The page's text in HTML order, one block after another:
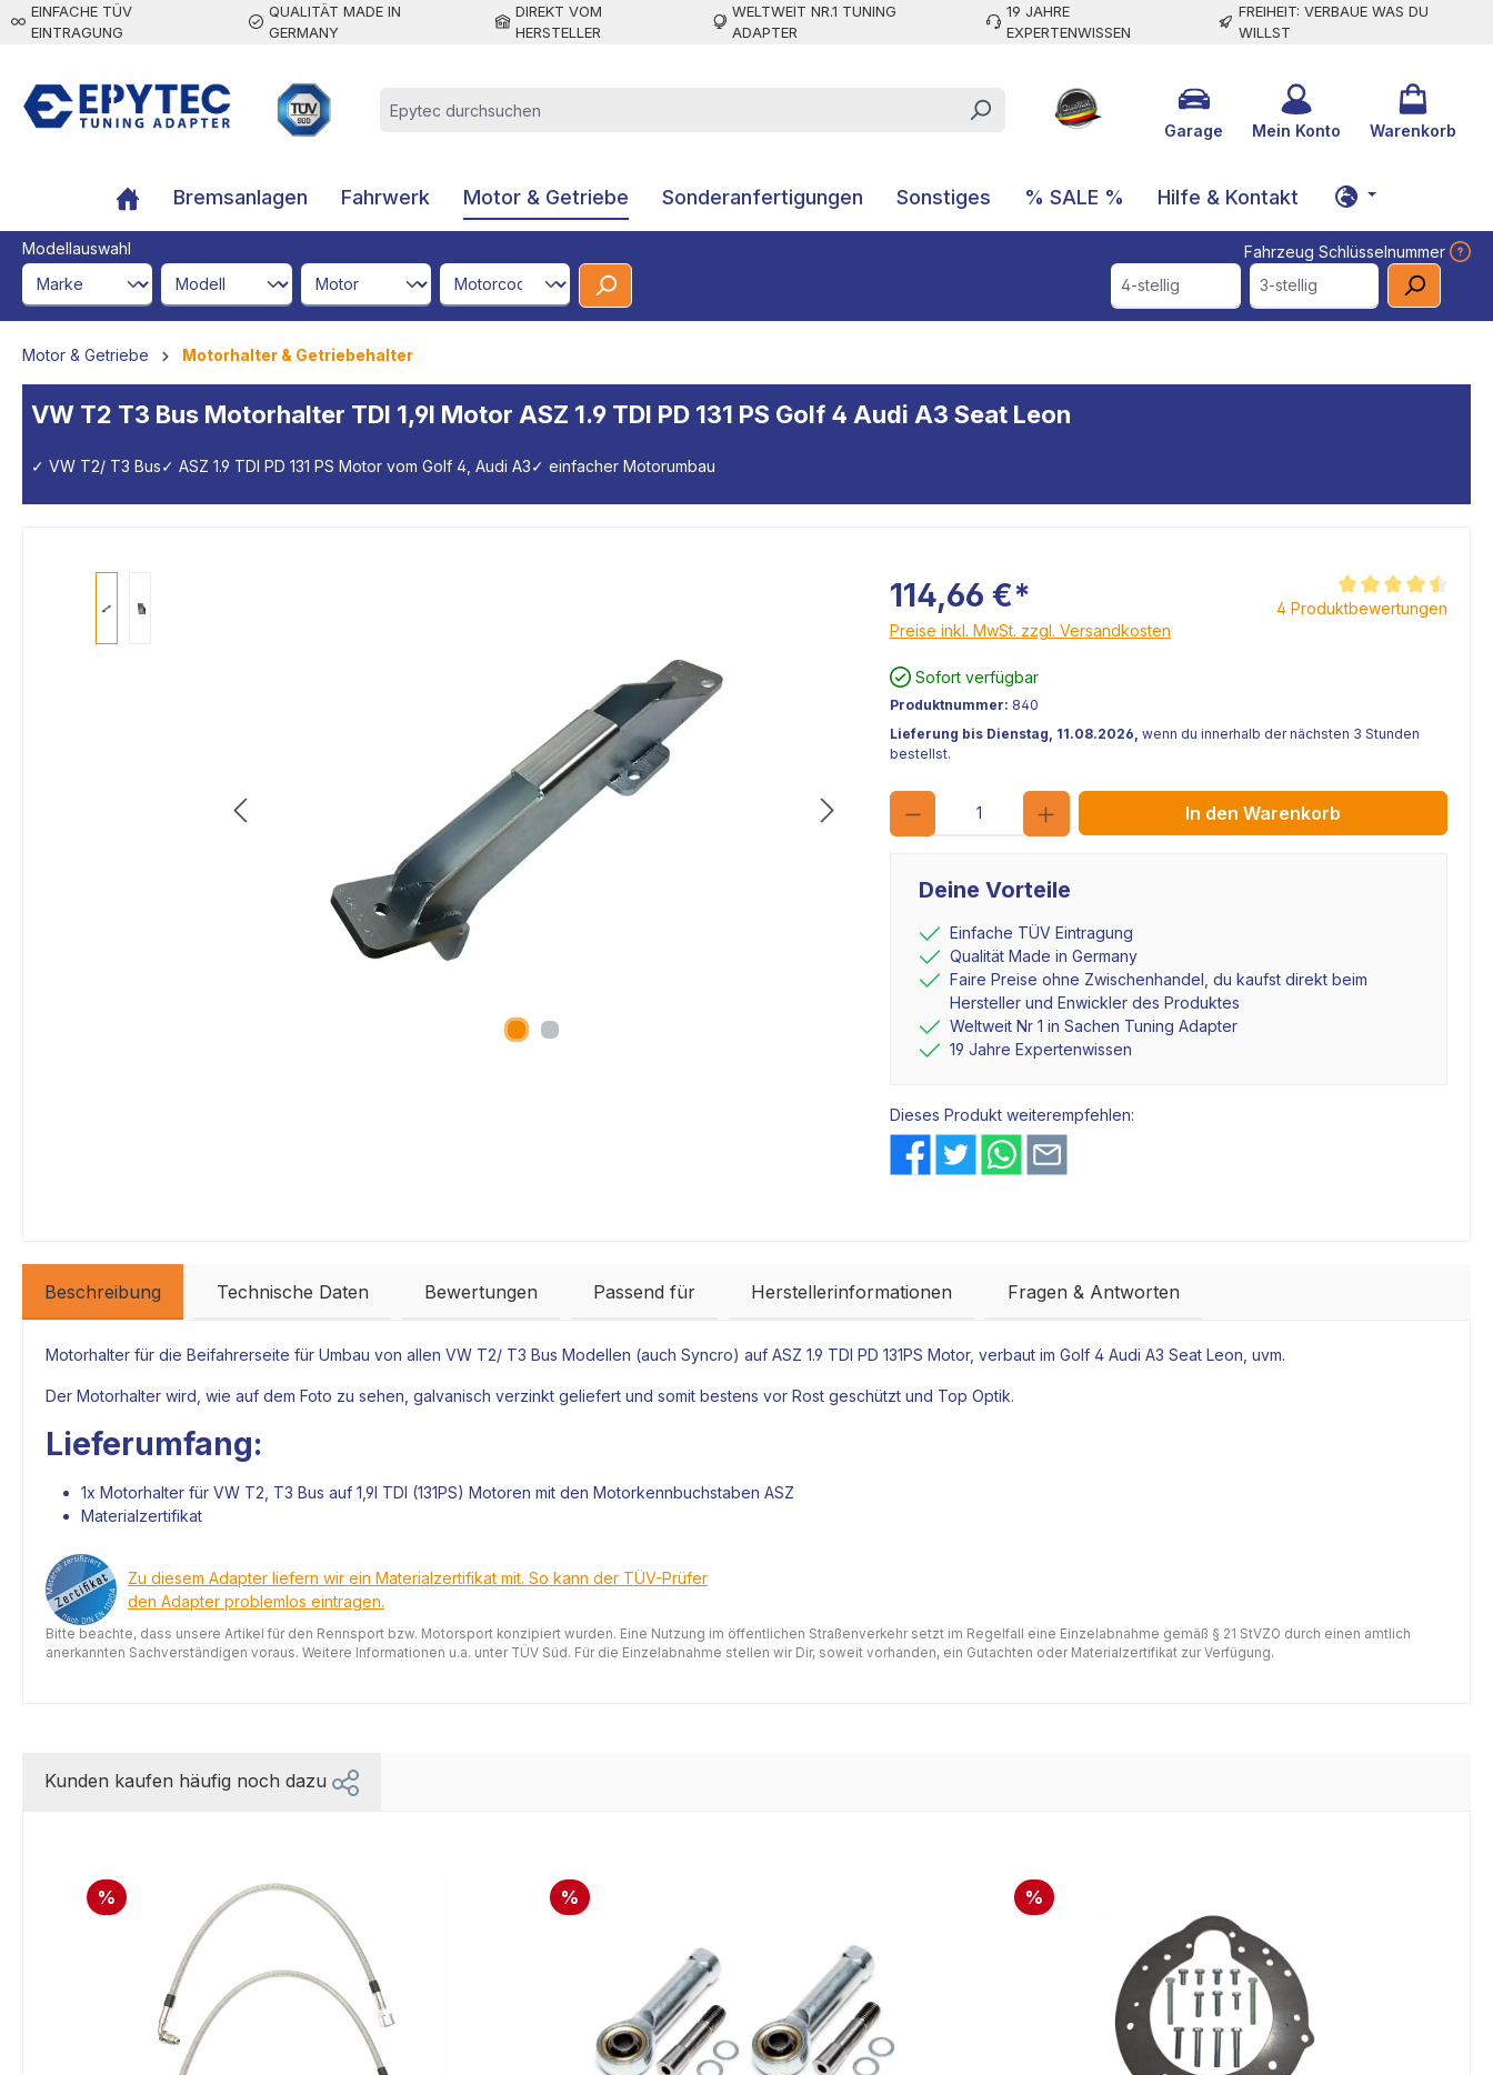
springen
EINFACHE TÜV
EINTRAGUNG
QUALITÄT MADE IN
GERMANY
DIREKT VOM
HERSTELLER
WELTWEIT NR.1 TUNING
ADAPTER
19 JAHRE
EXPERTENWISSEN
FREIHEIT: VERBAUE WAS DU
WILLST
Garage Mein Konto Warenkorb
Bremsanlagen Fahrwerk Motor & Getriebe Sonderanfertigungen Sonstiges % SALE % Hilfe & Kontakt
Modellauswahl
Fahrzeug Schlüsselnummer
brandId
modelId engineId engineCodeId 4-stellig 3-stellig
Motor & Getriebe Motorhalter & Getriebehalter
VW T2 T3 Bus Motorhalter TDI 1,9l Motor ASZ 1.9 TDI PD 131 PS Golf 4 Audi A3 Seat Leon
✓ VW T2/ T3 Bus✓ ASZ 1.9 TDI PD 131 PS Motor vom Golf 4, Audi A3✓ einfacher Motorumbau
114,66 €*
Preise inkl. MwSt. zzgl. Versandkosten
Durchschnittliche
4 Produktbewertungen
Sofort verfügbar
Produktnummer: 840
Lieferung bis Dienstag, 11.08.2026, wenn du innerhalb der nächsten 3 Stunden
bestellst.
Anzahl
In den Warenkorb
Deine Vorteile
Einfache TÜV Eintragung
Qualität Made in Germany
Faire Preise ohne Zwischenhandel, du kaufst direkt beim
Hersteller und Enwickler des Produktes
Weltweit Nr 1 in Sachen Tuning Adapter
19 Jahre Expertenwissen
Dieses Produkt weiterempfehlen:
Beschreibung Technische Daten Bewertungen Passend für Herstellerinformationen Fragen & Antworten
Motorhalter für die Beifahrerseite für Umbau von allen VW T2/ T3 Bus Modellen (auch Syncro) auf ASZ 1.9 TDI PD 131PS Motor, verbaut im Golf 4 Audi A3 Seat Leon, uvm.
Der Motorhalter wird, wie auf dem Foto zu sehen, galvanisch verzinkt geliefert und somit bestens vor Rost geschützt und Top Optik.
Lieferumfang:
1x Motorhalter für VW T2, T3 Bus auf 1,9l TDI (131PS) Motoren mit den Motorkennbuchstaben ASZ
Materialzertifikat
Zu diesem Adapter liefern wir ein Materialzertifikat mit. So kann der TÜV-Prüfer
den Adapter problemlos eintragen.
Bitte beachte, dass unsere Artikel für den Rennsport bzw. Motorsport konzipiert wurden. Eine Nutzung im öffentlichen Straßenverkehr setzt im Regelfall eine Einzelabnahme gemäß § 21 StVZO durch einen amtlich
anerkannten Sachverständigen voraus. Weitere Informationen u.a. unter TÜV Süd. Für die Einzelabnahme stellen wir Dir, soweit vorhanden, ein Gutachten oder Materialzertifikat zur Verfügung.
Kunden kaufen häufig noch dazu
% % %